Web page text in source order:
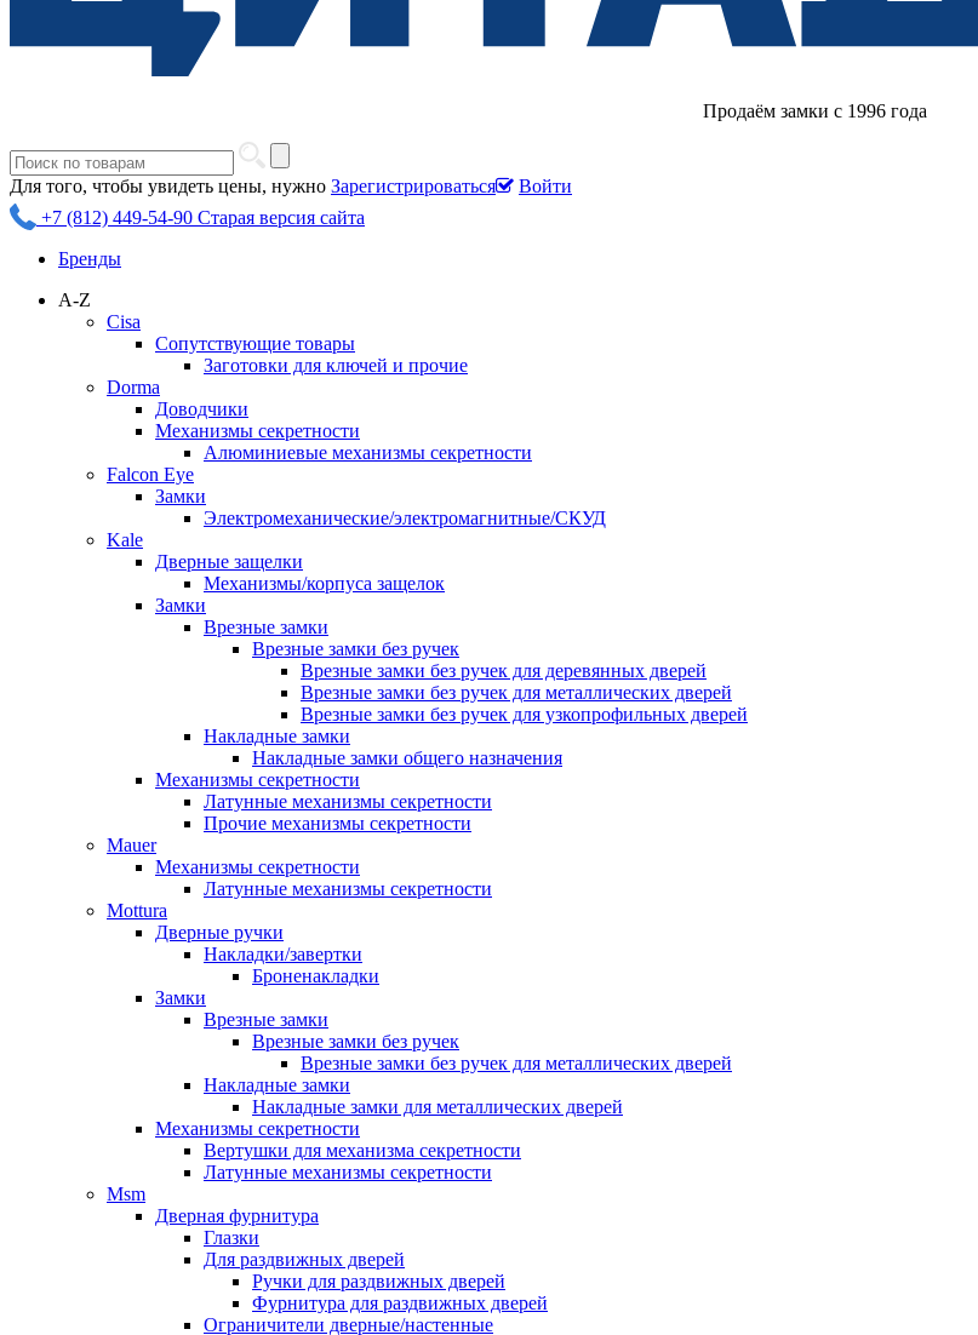
Продаём замки с 1996 года
Для того, чтобы увидеть цены, нужно Зарегистрироваться
Войти
+7 (812) 449-54-90 Старая версия сайта
Бренды
A-Z
Cisa
Сопутствующие товары
Заготовки для ключей и прочие
Dorma
Доводчики
Механизмы секретности
Алюминиевые механизмы секретности
Falcon Eye
Замки
Электромеханические/электромагнитные/СКУД
Kale
Дверные защелки
Механизмы/корпуса защелок
Замки
Врезные замки
Врезные замки без ручек
Врезные замки без ручек для деревянных дверей
Врезные замки без ручек для металлических дверей
Врезные замки без ручек для узкопрофильных дверей
Накладные замки
Накладные замки общего назначения
Механизмы секретности
Латунные механизмы секретности
Прочие механизмы секретности
Mauer
Механизмы секретности
Латунные механизмы секретности
Mottura
Дверные ручки
Накладки/завертки
Броненакладки
Замки
Врезные замки
Врезные замки без ручек
Врезные замки без ручек для металлических дверей
Накладные замки
Накладные замки для металлических дверей
Механизмы секретности
Вертушки для механизма секретности
Латунные механизмы секретности
Msm
Дверная фурнитура
Глазки
Для раздвижных дверей
Ручки для раздвижных дверей
Фурнитура для раздвижных дверей
Ограничители дверные/настенные